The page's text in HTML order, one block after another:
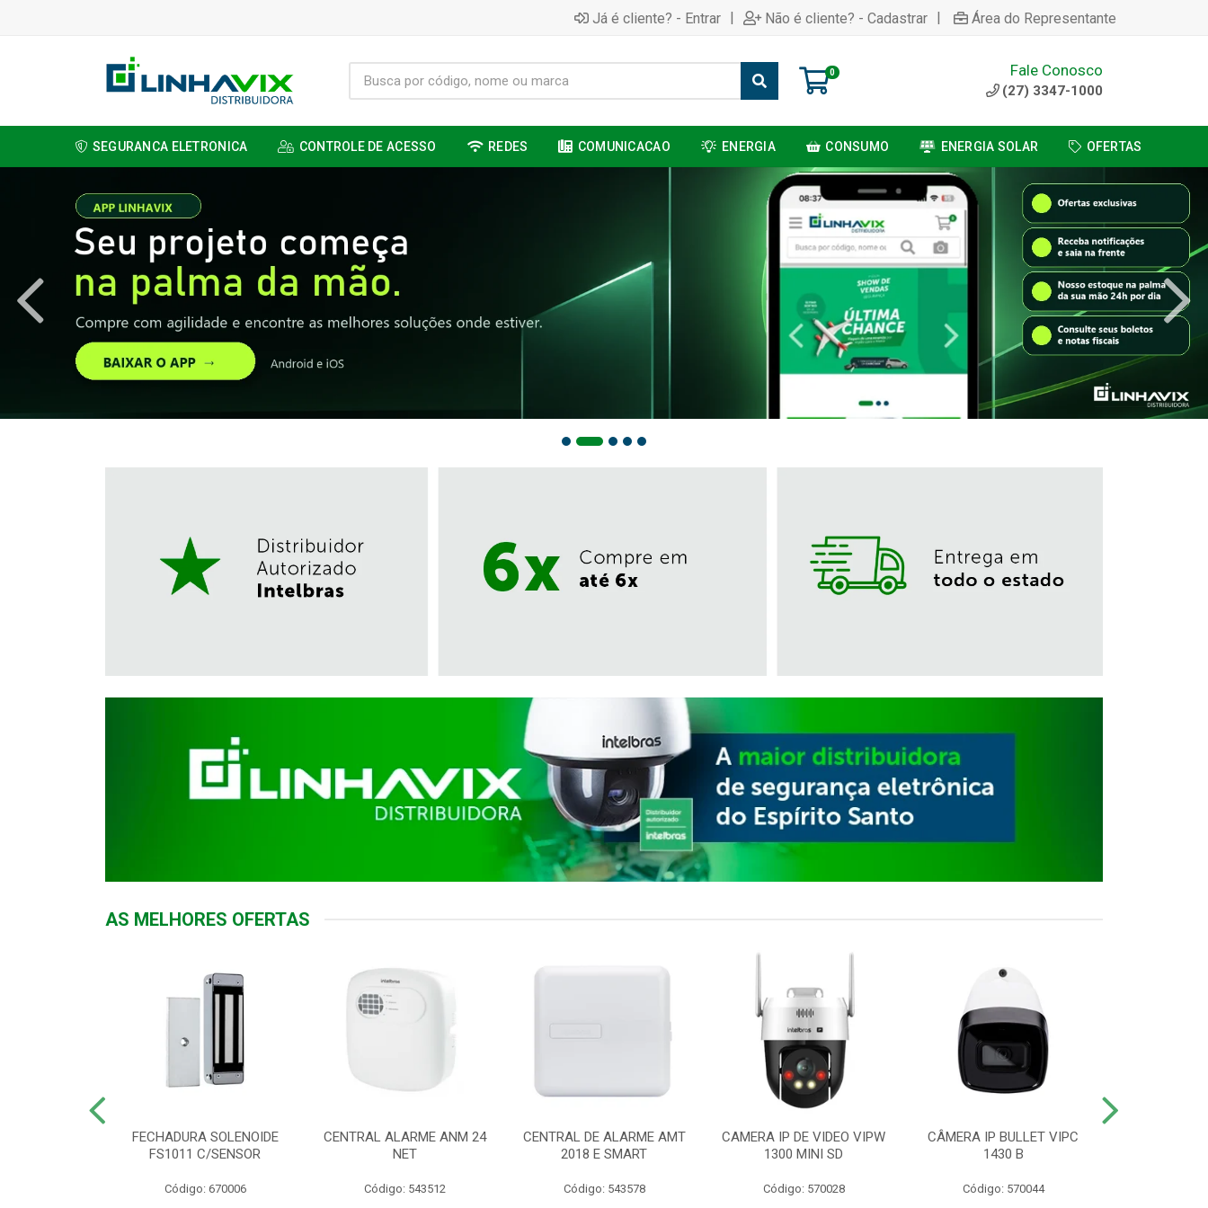
Já é cliente? - Entrar | Não é cliente? - Cadastrar | Área do Representante
0 Fale Conosco
(27) 3347-1000
SEGURANCA ELETRONICA CONTROLE DE ACESSO REDES COMUNICACAO ENERGIA CONSUMO ENERGIA SOLAR OFERTAS
AS MELHORES OFERTAS
FECHADURA SOLENOIDE
FS1011 C/SENSOR
Código: 670006
CENTRAL ALARME ANM 24
NET
Código: 543512
CENTRAL DE ALARME AMT
2018 E SMART
Código: 543578
CAMERA IP DE VIDEO VIPW
1300 MINI SD
Código: 570028
CÂMERA IP BULLET VIPC
1430 B
Código: 570044